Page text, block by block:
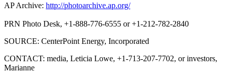
AP Archive: http://photoarchive.ap.org/
PRN Photo Desk, +1-888-776-6555 or +1-212-782-2840
SOURCE: CenterPoint Energy, Incorporated
CONTACT: media, Leticia Lowe, +1-713-207-7702, or investors,
Marianne